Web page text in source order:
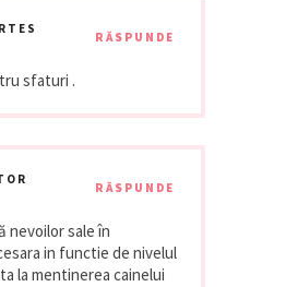
RĂSPUNDE
sfaturi .
RĂSPUNDE
nevoilor sale în
in functie de nivelul
la mentinerea cainelui